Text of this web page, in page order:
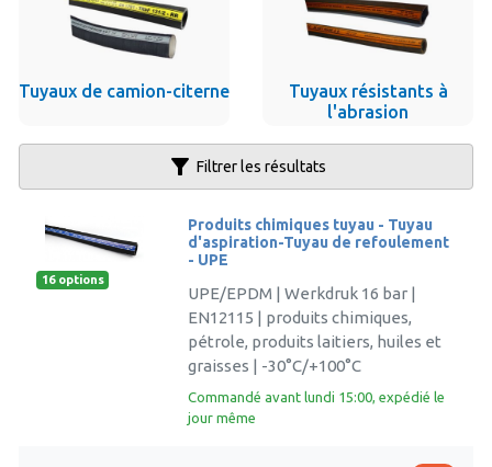
Tuyaux de camion-citerne
Tuyaux résistants à
l'abrasion
filter_alt Filtrer les résultats
16 options
Produits chimiques tuyau - Tuyau
d'aspiration-Tuyau de refoulement
- UPE
UPE/EPDM | Werkdruk 16 bar |
EN12115 | produits chimiques,
pétrole, produits laitiers, huiles et
graisses | -30°C/+100°C
Commandé avant lundi 15:00, expédié le
jour même